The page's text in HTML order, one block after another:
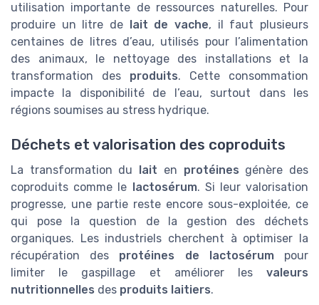
utilisation importante de ressources naturelles. Pour
produire un litre de lait de vache, il faut plusieurs
centaines de litres d’eau, utilisés pour l’alimentation
des animaux, le nettoyage des installations et la
transformation des produits. Cette consommation
impacte la disponibilité de l’eau, surtout dans les
régions soumises au stress hydrique.
Déchets et valorisation des coproduits
La transformation du lait en protéines génère des
coproduits comme le
lactosérum. Si leur valorisation
progresse, une partie reste encore sous-exploitée, ce
qui pose la question de la gestion des déchets
organiques. Les industriels cherchent à optimiser la
récupération des protéines de lactosérumpour
limiter le gaspillage et améliorer les valeurs
nutritionnelles des produits laitiers.